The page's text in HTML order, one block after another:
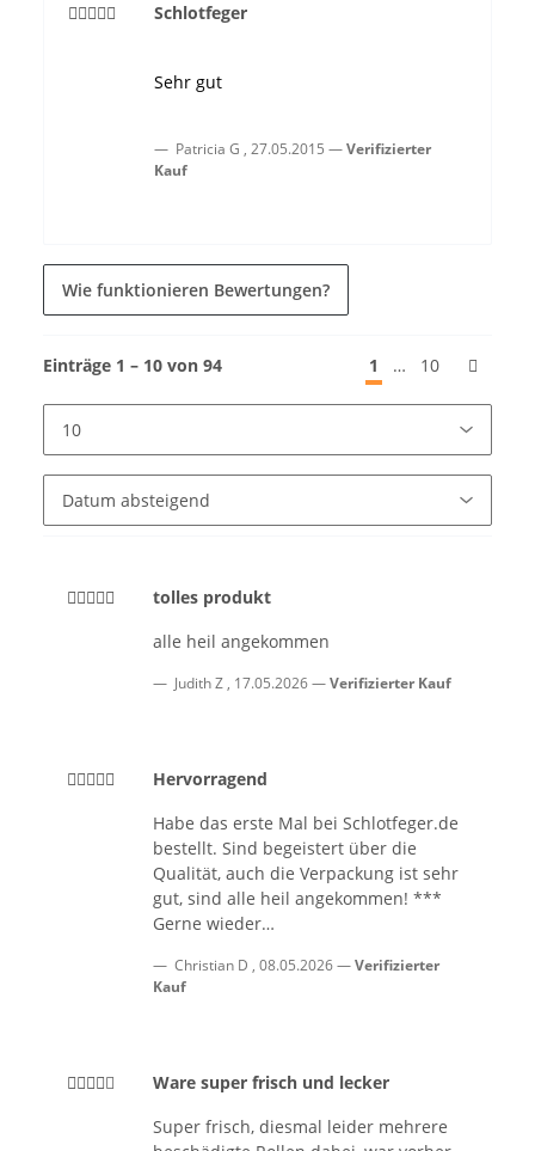
Schlotfeger
Sehr gut
Patricia G , 27.05.2015
Verifizierter
Kauf
Wie funktionieren Bewertungen?
Einträge 1 – 10 von 94 1 … 10
tolles produkt
alle heil angekommen
Judith Z , 17.05.2026 Verifizierter Kauf
Hervorragend
Habe das erste Mal bei Schlotfeger.de
bestellt. Sind begeistert über die
Qualität, auch die Verpackung ist sehr
gut, sind alle heil angekommen! ***
Gerne wieder…
Christian D , 08.05.2026
Verifizierter
Kauf
Ware super frisch und lecker
Super frisch, diesmal leider mehrere